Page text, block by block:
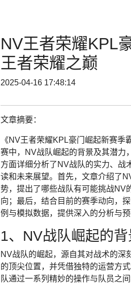
NV王者荣耀KPL
王者荣耀之巅
2025-04-16 17:48:14
文章摘要：
《NV王者荣耀KPL豪门崛起新赛
赛中，NV战队崛起的背景及其潜力
方面详细分析了NV战队的实力、战
读和未来展望。首先，文章介绍了
势，提出了哪些战队有可能挑战NV
向；最后，结合目前的赛季动向，
例与模拟数据，提供深入的分析与
1、NV战队崛起的背
NV战队的崛起，源自其对战术的深
的顶尖位置，并凭借独特的运营方
队通过一系列精妙的操作与队员之